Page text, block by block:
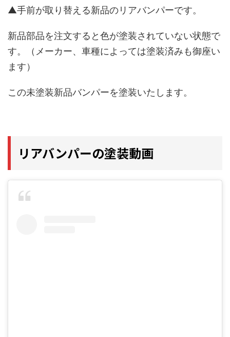
▲手前が取り替える新品のリアバンパーです。
新品部品を注文すると色が塗装されていない状態で
す。（メーカー、車種によっては塗装済みも御座い
ます）
この未塗装新品バンパーを塗装いたします。
リアバンパーの塗装動画